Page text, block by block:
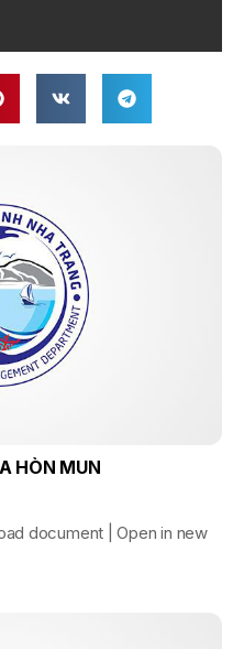
HÒN MUN
document | Open in new